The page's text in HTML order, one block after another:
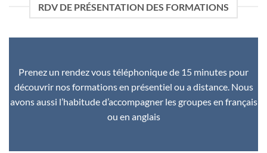
RDV DE PRÉSENTATION DES FORMATIONS
Prenez un rendez vous téléphonique de 15 minutes pour
découvrir nos formations en présentiel ou a distance. Nous
avons aussi l’habitude d’accompagner les groupes en français
ou en anglais